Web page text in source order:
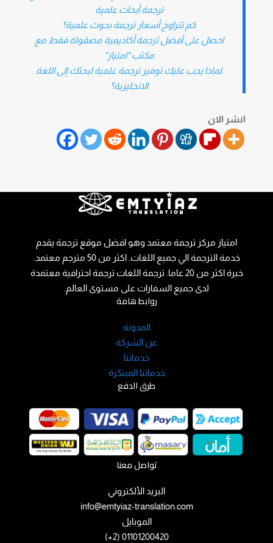
ترجمة أبحاث علمية
كم تتراوح أسعار ترجمة بحوث علمية؟
احصل على أفضل ترجمة أكاديمية مصقولة فقط مع
مكتب “امتياز”
لماذا يجب عليك توفير ترجمة علمية لبحثك إلى اللغة
الانجليزية؟
انشر الان
تواصل معنا
البريد الألكتروني
info@emtyiaz-translation.com
الموبايل
01101200420 (2+)
طرق الدفع
روابط هامة
المدونة
عن الشركة
خدماتنا
خدماتنا المبتكرة
امتياز مركز ترجمة معتمد وهو افضل موقع ترجمة يقدم
خدمة الترجمة الي جميع اللغات. اكثر من 50 مترجم معتمد.
خبرة اكثر من 20 عاما. ترجمة اللغات ترجمة احترافية معتمدة
لدى جميع السفارات على مستوى العالم.